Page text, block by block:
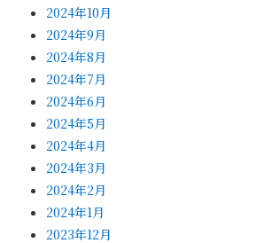
2024年10月
2024年9月
2024年8月
2024年7月
2024年6月
2024年5月
2024年4月
2024年3月
2024年2月
2024年1月
2023年12月